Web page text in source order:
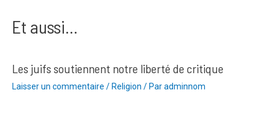
Et aussi...
Les juifs soutiennent notre liberté de critique
Laisser un commentaire / Religion / Paradminnom